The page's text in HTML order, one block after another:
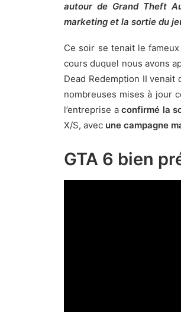
autour de Grand Theft
marketing et la sortie du
Ce soir se tenait le
cours duquel nous avons
Dead Redemption II venait
nombreuses mises à jour
l’entreprise aconfirmé la
X/S, avec une campagne
GTA 6 bien